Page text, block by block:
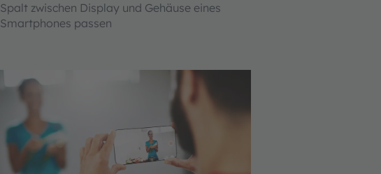
Spalt zwischen Display und Gehäuse eines
Smartphones passen